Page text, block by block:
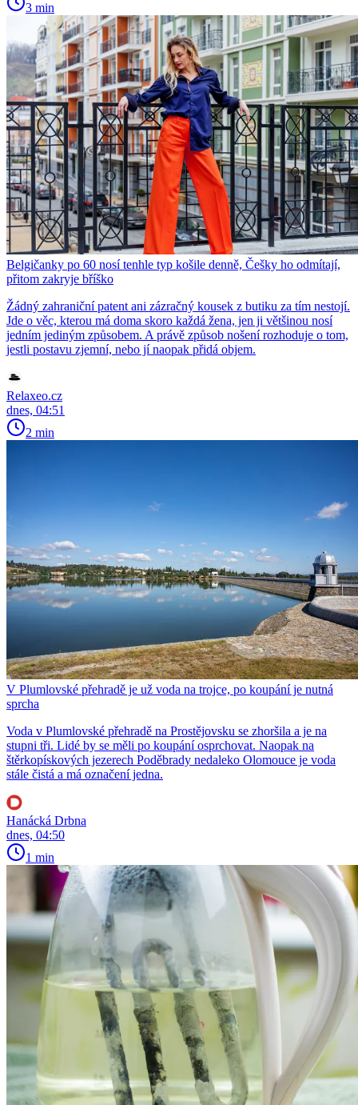
3 min
Belgičanky po 60 nosí tenhle typ košile denně, Češky ho odmítají,
přitom zakryje bříško
Žádný zahraniční patent ani zázračný kousek z butiku za tím nestojí.
Jde o věc, kterou má doma skoro každá žena, jen ji většinou nosí
jedním jediným způsobem. A právě způsob nošení rozhoduje o tom,
jestli postavu zjemní, nebo jí naopak přidá objem.
Relaxeo.cz
dnes, 04:51
2 min
V Plumlovské přehradě je už voda na trojce, po koupání je nutná
sprcha
Voda v Plumlovské přehradě na Prostějovsku se zhoršila a je na
stupni tři. Lidé by se měli po koupání osprchovat. Naopak na
štěrkopískových jezerech Poděbrady nedaleko Olomouce je voda
stále čistá a má označení jedna.
Hanácká Drbna
dnes, 04:50
1 min